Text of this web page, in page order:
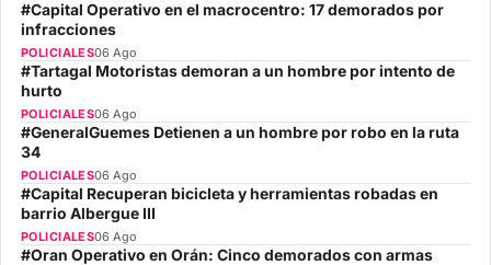
#Capital Operativo en el macrocentro: 17 demorados por
infracciones
POLICIALES06 Ago
#Tartagal Motoristas demoran a un hombre por intento de
hurto
POLICIALES06 Ago
#GeneralGuemes Detienen a un hombre por robo en la ruta
34
POLICIALES06 Ago
#Capital Recuperan bicicleta y herramientas robadas en
barrio Albergue III
POLICIALES06 Ago
#Oran Operativo en Orán: Cinco demorados con armas